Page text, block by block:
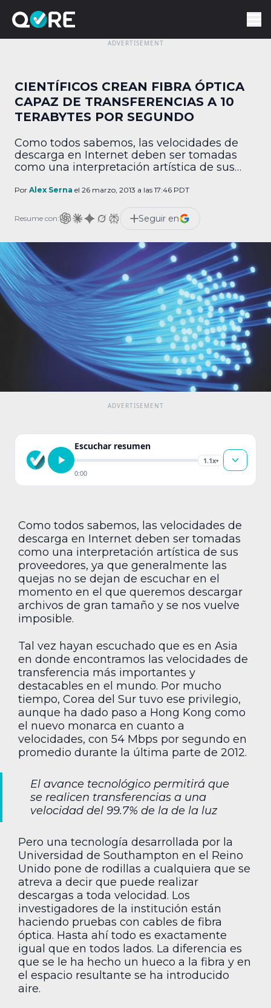
CIENTÍFICOS CREAN FIBRA ÓPTICA
CAPAZ DE TRANSFERENCIAS A 10
TERABYTES POR SEGUNDO
Como todos sabemos, las velocidades de
descarga en Internet deben ser tomadas
como una interpretación artística de sus
quejas no se dejan de escuchar en el
archivos de gran tamaño y se nos vuelve
imposible. Tal vez hayan escuchado que es
en Asia en […]
Por Alex Serna el 26 marzo, 2013 a las 17:46 PDT
Resume con: Seguir en
Escuchar resumen
1.1x▾
0:00
Como todos sabemos, las velocidades de
descarga en Internet deben ser tomadas
como una interpretación artística de sus
proveedores, ya que generalmente las
quejas no se dejan de escuchar en el
momento en el que queremos descargar
archivos de gran tamaño y se nos vuelve
imposible.
Tal vez hayan escuchado que es en Asia
en donde encontramos las velocidades de
transferencia más importantes y
destacables en el mundo. Por mucho
tiempo, Corea del Sur tuvo ese privilegio,
aunque ha dado paso a Hong Kong como
el nuevo monarca en cuanto a
velocidades, con 54 Mbps por segundo en
promedio durante la última parte de 2012.
El avance tecnológico permitirá que
se realicen transferencias a una
velocidad del 99.7% de la de la luz
Pero una tecnología desarrollada por la
Universidad de Southampton en el Reino
Unido pone de rodillas a cualquiera que se
atreva a decir que puede realizar
descargas a toda velocidad. Los
investigadores de la institución están
haciendo pruebas con cables de fibra
óptica. Hasta ahí todo es exactamente
igual que en todos lados. La diferencia es
que se le ha hecho un hueco a la fibra y en
el espacio resultante se ha introducido
aire.